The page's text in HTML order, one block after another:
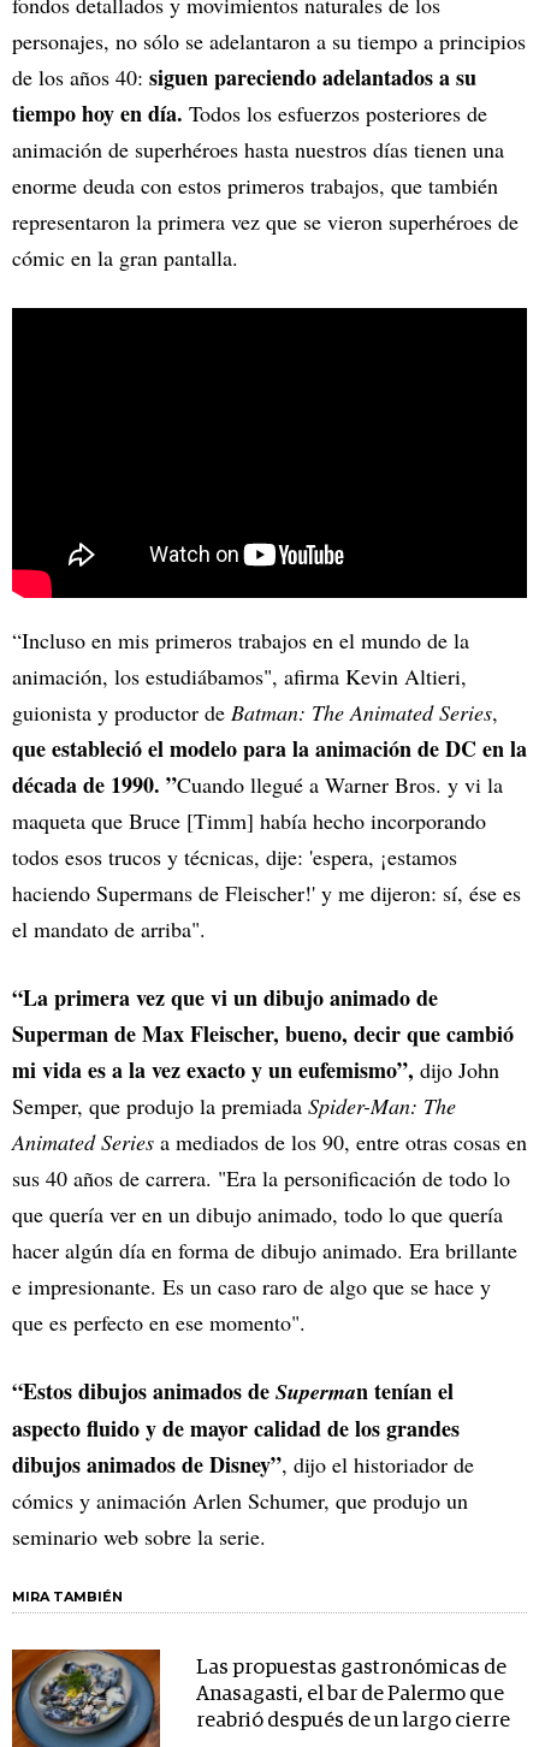
personajes, no sólo se adelantaron a su tiempo a principios
de los años 40: siguen pareciendo adelantados a su
tiempo hoy en día. Todos los esfuerzos posteriores de
animación de superhéroes hasta nuestros días tienen una
enorme deuda con estos primeros trabajos, que también
representaron la primera vez que se vieron superhéroes de
cómic en la gran pantalla.
“Incluso en mis primeros trabajos en el mundo de la
animación, los estudiábamos", afirma Kevin Altieri,
guionista y productor de Batman: The Animated Series,
que estableció el modelo para la animación de DC en la
década de 1990. ”Cuando llegué a Warner Bros. y vi la
maqueta que Bruce [Timm] había hecho incorporando
todos esos trucos y técnicas, dije: 'espera, ¡estamos
haciendo Supermans de Fleischer!' y me dijeron: sí, ése es
el mandato de arriba".
“La primera vez que vi un dibujo animado de
Superman de Max Fleischer, bueno, decir que cambió
mi vida es a la vez exacto y un eufemismo”, dijo John
Semper, que produjo la premiada Spider-Man: The
Animated Series a mediados de los 90, entre otras cosas en
sus 40 años de carrera. "Era la personificación de todo lo
que quería ver en un dibujo animado, todo lo que quería
hacer algún día en forma de dibujo animado. Era brillante
e impresionante. Es un caso raro de algo que se hace y
que es perfecto en ese momento".
“Estos dibujos animados de Superman tenían el
aspecto fluido y de mayor calidad de los grandes
dibujos animados de Disney”, dijo el historiador de
cómics y animación Arlen Schumer, que produjo un
seminario web sobre la serie.
MIRA TAMBIÉN
Las propuestas gastronómicas de
Anasagasti, el bar de Palermo que
reabrió después de un largo cierre